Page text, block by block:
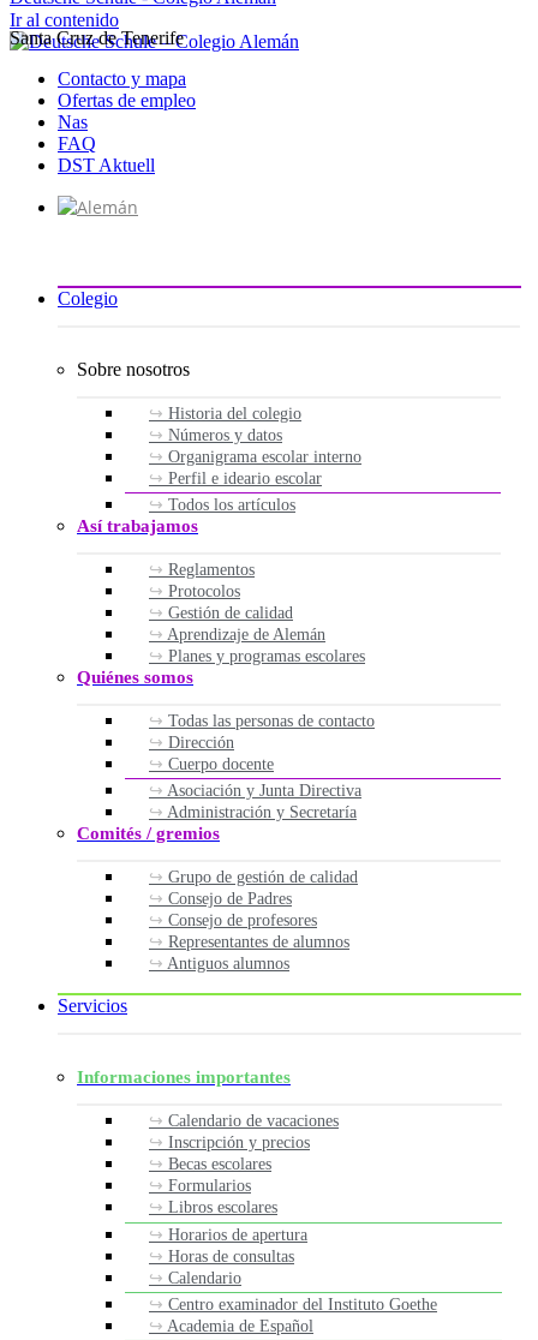
Ir al contenido
Santa Cruz de Tenerife
Contacto y mapa
Ofertas de empleo
Nas
FAQ
DST Aktuell
Colegio
Sobre nosotros
Historia del colegio
Números y datos
Organigrama escolar interno
Perfil e ideario escolar
Todos los artículos
Así trabajamos
Reglamentos
Protocolos
Gestión de calidad
Aprendizaje de Alemán
Planes y programas escolares
Quiénes somos
Todas las personas de contacto
Dirección
Cuerpo docente
Asociación y Junta Directiva
Administración y Secretaría
Comités / gremios
Grupo de gestión de calidad
Consejo de Padres
Consejo de profesores
Representantes de alumnos
Antiguos alumnos
Servicios
Informaciones importantes
Calendario de vacaciones
Inscripción y precios
Becas escolares
Formularios
Libros escolares
Horarios de apertura
Horas de consultas
Calendario
Centro examinador del Instituto Goethe
Academia de Español